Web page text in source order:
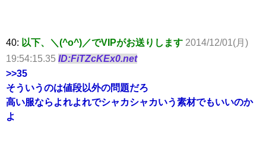
40: 以下、＼(^o^)／でVIPがお送りします 2014/12/01(月)
19:54:15.35 ID:FiTZcKEx0.net
>>35
そういうのは値段以外の問題だろ
高い服ならよれよれでシャカシャカいう素材でもいいのか
よ